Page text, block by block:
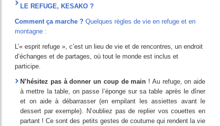
LE REFUGE, KESAKO ?
Comment ça marche ? Quelques règles de vie en refuge et en
montagne :
L’« esprit refuge », c’est un lieu de vie et de rencontres, un endroit
d’échanges et de partages, où tout le monde est inclus et
participe.
N’hésitez pas à donner un coup de main ! Au refuge, on aide
à mettre la table, on passe l’éponge sur sa table après le dîner
et on aide à débarrasser (en empilant les assiettes avant le
dessert par exemple). N’oubliez pas de replier vos couettes en
partant ! Ce sont des petits gestes de coutume qui rendent la vie